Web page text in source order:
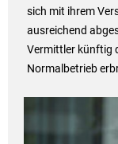
sich mit ihrem
ausreichend
Vermittler künftig
Normalbetrieb